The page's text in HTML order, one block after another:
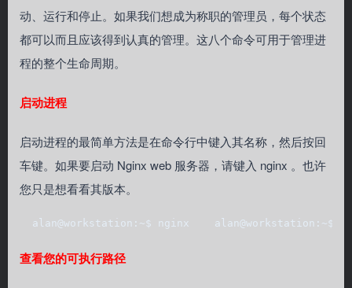
动、运行和停止。如果我们想成为称职的管理员，每个状态
都可以而且应该得到认真的管理。这八个命令可用于管理进
程的整个生命周期。
启动进程
启动进程的最简单方法是在命令行中键入其名称，然后按回
车键。如果要启动 Nginx web 服务器，请键入 nginx 。也许
您只是想看看其版本。
alan@workstation:~$ nginx    alan@workstation:~$
查看您的可执行路径